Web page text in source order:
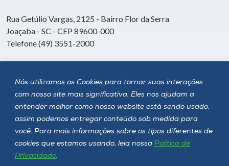
Nós utilizamos os Cookies para tornar suas interações
com nosso site mais significativa. Eles nos ajudam a
entender melhor como nosso website está sendo usado,
assim podemos entregar conteúdo sob medida para
você. Para mais informações sobre os tipos diferentes de
cookies que estamos usando, leia nossa Política de
Privacidade.
Rua Getúlio Vargas, 2125 - Bairro Flor da Serra
Joaçaba - SC - CEP 89600-000
Telefone (49) 3551-2000
Siga a Unoesc